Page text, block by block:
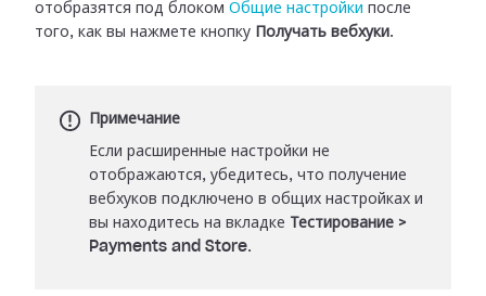
отобразятся под блоком Общие настройки после
того, как вы нажмете кнопку
Получать вебхуки.
Примечание
Если расширенные настройки не
отображаются, убедитесь, что получение
вебхуков подключено в общих настройках и
вы находитесь на вкладке
Тестирование >
Payments and Store.